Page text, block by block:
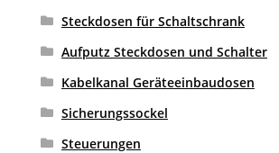
Steckdosen für Schaltschrank
Aufputz Steckdosen und Schalter
Kabelkanal Geräteeinbaudosen
Sicherungssockel
Steuerungen